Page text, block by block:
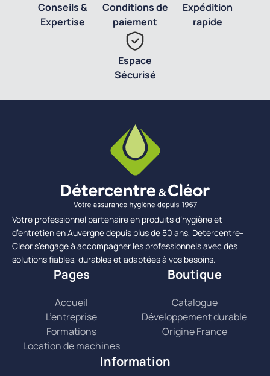
Conseils &
Expertise
Conditions de
paiement
Expédition
rapide
Espace
Sécurisé
Votre professionnel partenaire en produits d’hygiène et
d’entretien en Auvergne depuis plus de 50 ans, Detercentre-
Cleor s’engage à accompagner les professionnels avec des
solutions fiables, durables et adaptées à vos besoins.
Pages
Accueil
L’entreprise
Formations
Location de machines
Boutique
Catalogue
Développement durable
Origine France
Information